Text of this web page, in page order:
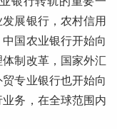
展银行，农村信用
国农业银行开始向
制改革，国家外汇
专业银行也开始向
务，在全球范围内